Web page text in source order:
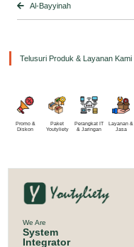
Al-Bayyinah
Telusuri Produk & Layanan Kami
Promo &
Diskon
Paket
Youtyliety
Perangkat IT
& Jaringan
Layanan &
Jasa
We Are
System
Integrator